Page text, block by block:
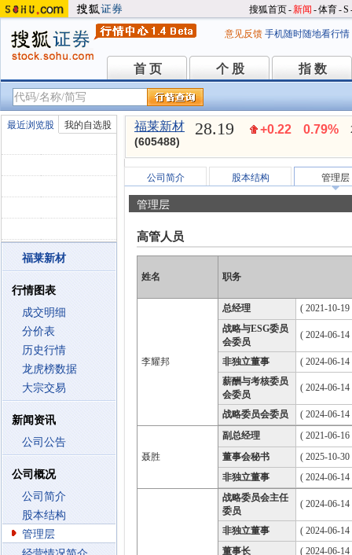
搜狐首页-新闻 -体育-S
意见反馈 手机随时随地看行情
首 页
首 页 个 股
个 股 指 数
指 数
最近浏览股 我的自选股
福莱新材
行情图表
成交明细
分价表
历史行情
龙虎榜数据
大宗交易
新闻资讯
公司公告
公司概况
公司简介
股本结构
管理层
福莱新材
(605488)
28.19 +0.22 0.79%
公司简介 股本结构 管理层
管理层
高管人员
姓名 职务
李耀邦
总经理
( 2021-10-
战略与ESG委员
会委员
( 2024-06-
非独立董事
( 2024-06-
薪酬与考核委员
会委员
( 2024-06-
战略委员会委员 ( 2024-06-
聂胜
副总经理
( 2021-06-
董事会秘书
( 2025-10-
非独立董事
( 2024-06-
战略委员会主任
委员
( 2024-06-
非独立董事
( 2024-06-
董事长
( 2024-06-